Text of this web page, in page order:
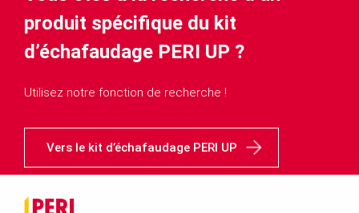
produit spécifique du kit
d’échafaudage PERI UP ?
Utilisez notre fonction de recherche !
Vers le kit d’échafaudage PERI UP